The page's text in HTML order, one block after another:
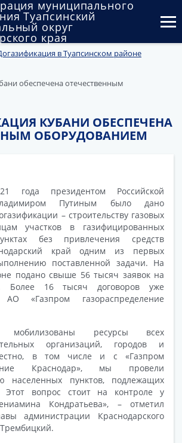
муниципального
Туапсинский
округ
края
и муниципальный контроль
и общественные обсуждения
в Туапсинском районе
обеспечена отечественным
КУБАНИ ОБЕСПЕЧЕНА
ОБОРУДОВАНИЕМ
года президентом Российской
Путиным было дано
– строительству газовых
участков в газифицированных
без привлечения средств
край одним из первых
поставленной задачи. На
подано свыше 56 тысяч заявок на
Более 16 тысяч договоров уже
«Газпром газораспределение
ресурсы всех
организаций, городов и
в том числе и с «Газпром
Краснодар», мы провели
населенных пунктов, подлежащих
Этот вопрос стоит на контроле у
Кондратьева», – отметил
администрации Краснодарского